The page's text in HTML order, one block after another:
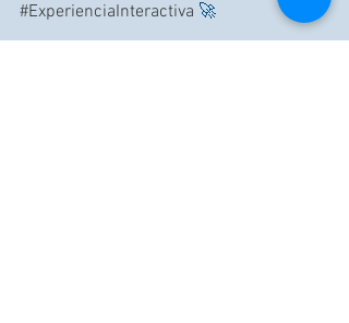
#ExperienciaInteractiva 🚀